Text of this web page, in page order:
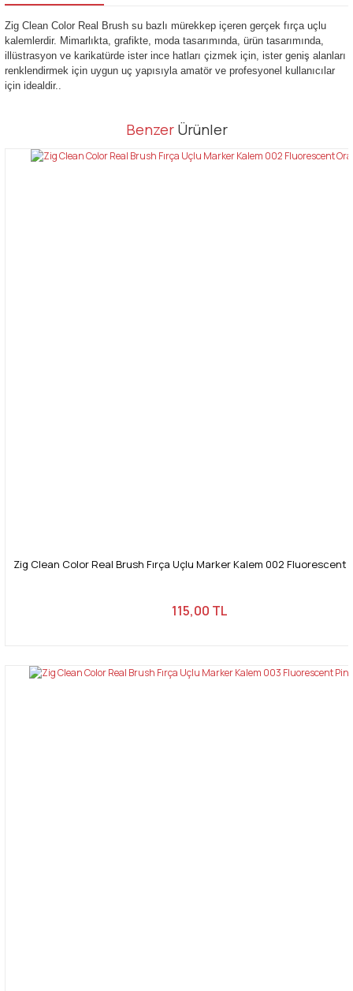
Zig Clean Color Real Brush su bazlı mürekkep içeren gerçek fırça uçlu
kalemlerdir. Mimarlıkta, grafikte, moda tasarımında, ürün tasarımında,
illüstrasyon ve karikatürde ister ince hatları çizmek için, ister geniş alanları
renklendirmek için uygun uç yapısıyla amatör ve profesyonel kullanıcılar
için idealdir..
Bu ürüne ilk yorumu siz yapın!
Bu ürünün fiyat bilgisi, resim, ürün açıklamalarında ve diğer
tarafımıza iletebilirsiniz.
Benzer Ürünler
Zig Clean Color Real Brush Fırça Uçlu Marker Kalem 002 Fluorescent
115,00 TL